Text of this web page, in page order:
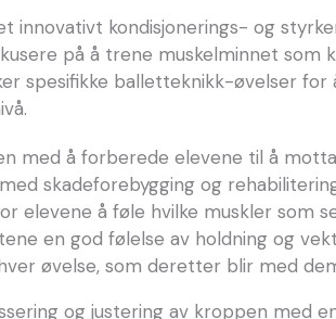
innovativt kondisjonerings- og
på å trene muskelminnet som
spesifikke balletteknikk-øvelser
med å forberede elevene til å
skadeforebygging og
elevene å føle hvilke muskler som
en god følelse av holdning og
øvelse, som deretter blir med
og justering av kroppen med